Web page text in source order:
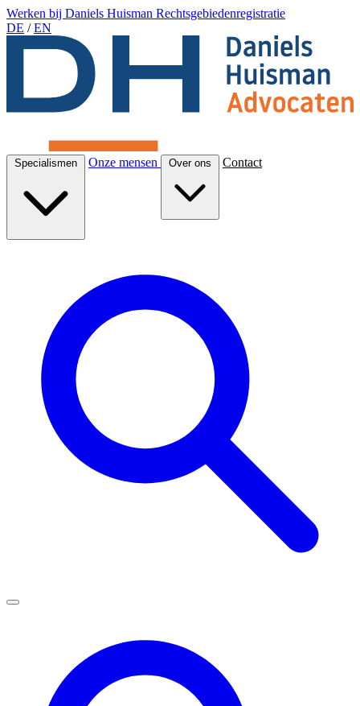
Werken bij Daniels Huisman Rechtsgebiedenregistratie
DE / EN
Specialismen Onze mensen Over ons Contact